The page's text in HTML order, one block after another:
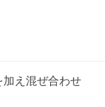
加え混ぜ合わせ